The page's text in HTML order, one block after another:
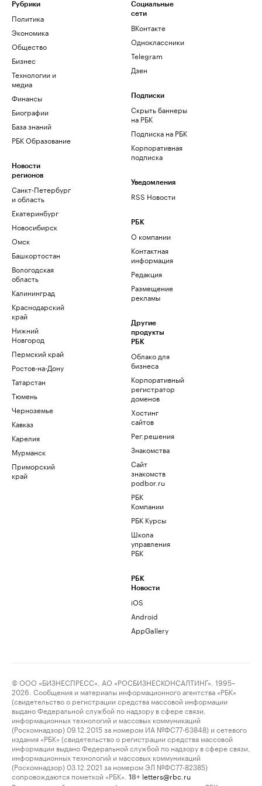
Рубрики
Политика
Экономика
Общество
Бизнес
Технологии и
медиа
Финансы
Биографии
База знаний
РБК Образование
Новости
регионов
Санкт-Петербург
и область
Екатеринбург
Новосибирск
Омск
Башкортостан
Вологодская
область
Калининград
Краснодарский
край
Нижний
Новгород
Пермский край
Ростов-на-Дону
Татарстан
Тюмень
Черноземье
Кавказ
Карелия
Мурманск
Приморский
край
Социальные
сети
ВКонтакте
Одноклассники
Telegram
Дзен
Подписки
Скрыть баннеры
на РБК
Подписка на РБК
Корпоративная
подписка
Уведомления
RSS Новости
РБК
О компании
Контактная
информация
Редакция
Размещение
рекламы
Другие
продукты
РБК
Облако для
бизнеса
Корпоративный
регистратор
доменов
Хостинг
сайтов
Рег.решения
Знакомства
Сайт
знакомств
podbor.ru
РБК
Компании
РБК Курсы
Школа
управления
РБК
РБК
Новости
iOS
Android
AppGallery
© ООО «БИЗНЕСПРЕСС», АО «РОСБИЗНЕСКОНСАЛТИНГ», 1995–
2026. Сообщения и материалы информационного агентства «РБК»
(свидетельство о регистрации средства массовой информации
выдано Федеральной службой по надзору в сфере связи,
информационных технологий и массовых коммуникаций
(Роскомнадзор) 09.12.2015 за номером ИА №ФС77-63848) и сетевого
издания «РБК» (свидетельство о регистрации средства массовой
информации выдано Федеральной службой по надзору в сфере связи,
информационных технологий и массовых коммуникаций
(Роскомнадзор) 03.12.2021 за номером ЭЛ №ФС77-82385)
сопровождаются пометкой «РБК».
18+ letters@rbc.ru